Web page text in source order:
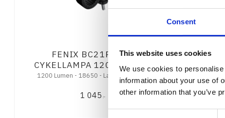
Consent
This website uses cookies
We use cookies to
information about your use of
other information that you’ve
FENIX BC21R V3,0
CYKELLAMPA 1200 LUMEN
1200 Lumen - 18650 - Laddning USB-C
1 045 :-
Fenix
Rött ljus - Uppladdningsbar via USB (Typ-C) -